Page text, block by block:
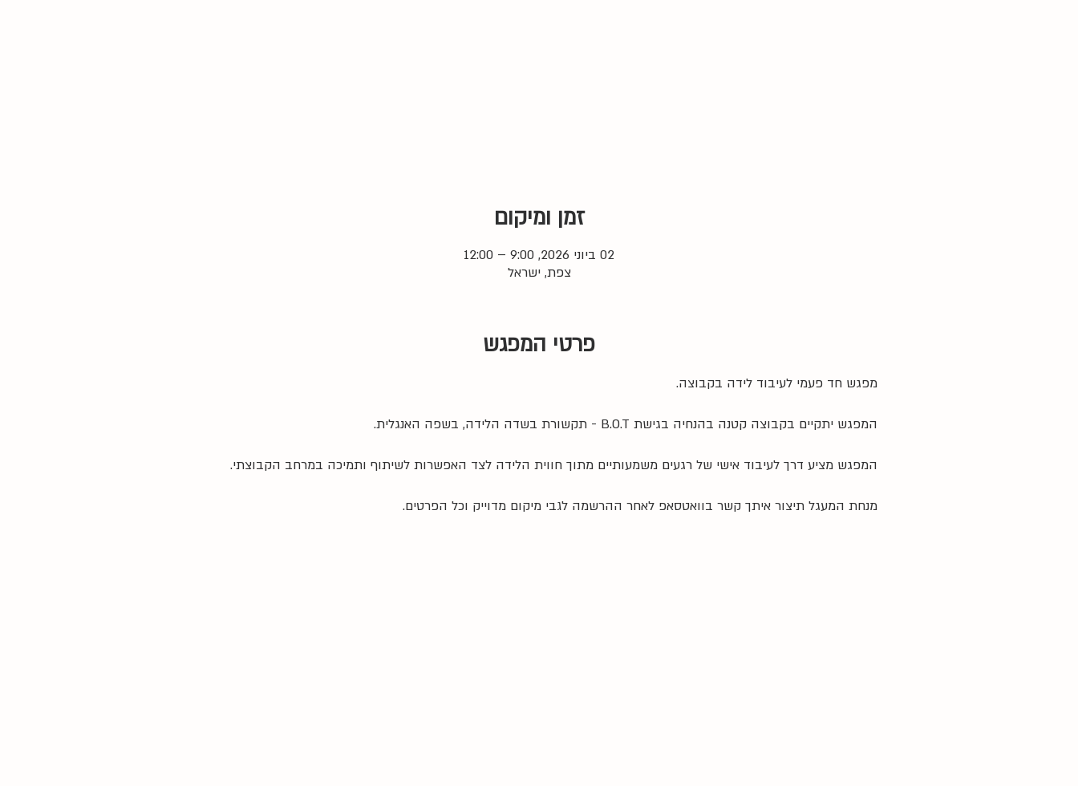
זמן ומיקום
02 ביוני 2026, 9:00 – 12:00
צפת, ישראל
פרטי המפגש
מפגש חד פעמי לעיבוד לידה בקבוצה.
המפגש יתקיים בקבוצה קטנה בהנחיה בגישת B.O.T - תקשורת בשדה הלידה, בשפה האנגלית.
המפגש מציע דרך לעיבוד אישי של רגעים משמעותיים מתוך חווית הלידה לצד האפשרות לשיתוף ותמיכה במרחב הקבוצתי.
מנחת המעגל תיצור איתך קשר בוואטסאפ לאחר ההרשמה לגבי מיקום מדוייק וכל הפרטים.